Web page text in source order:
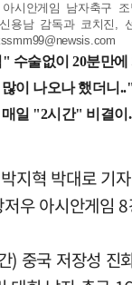
시안게임 남자축구
용남 감독과 코치진,
지혁 박대로 기
우 아시안게임
) 중국 저장성 진